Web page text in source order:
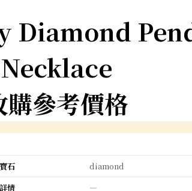
Diamond
Necklace
購參考價格
寶石
diamond
詳情
―